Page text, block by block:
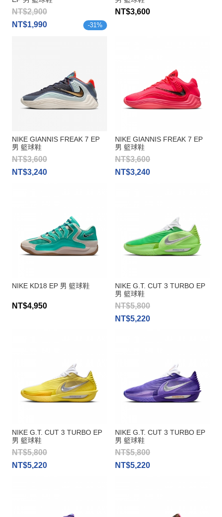
NT$2,900
NT$1,990
-31%
NT$3,600
NIKE GIANNIS FREAK 7 EP
男 籃球鞋
NT$3,600
NT$3,240
NIKE GIANNIS FREAK 7 EP
男 籃球鞋
NT$3,600
NT$3,240
NIKE KD18 EP 男 籃球鞋
NT$4,950
NIKE G.T. CUT 3 TURBO EP
男 籃球鞋
NT$5,800
NT$5,220
NIKE G.T. CUT 3 TURBO EP
男 籃球鞋
NT$5,800
NT$5,220
NIKE G.T. CUT 3 TURBO EP
男 籃球鞋
NT$5,800
NT$5,220